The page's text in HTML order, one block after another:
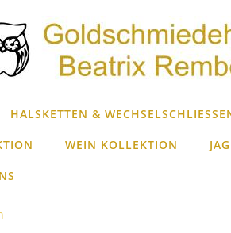
HALSKETTEN & WECHSELSCHLIESSEN
WEIN KOLLEKTION